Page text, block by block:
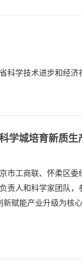
科学技术进步和经
学城培育新质生
工商联、怀柔区委
人和科学家团队，
赋能产业升级为核